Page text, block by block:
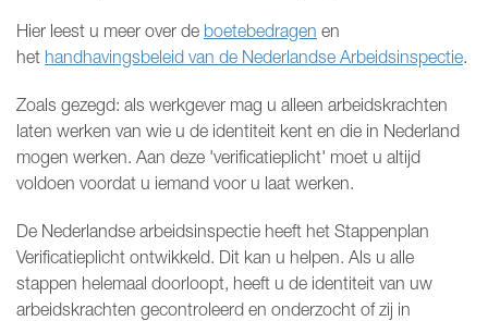
Hier leest u meer over de boetebedragen en
het handhavingsbeleid van de Nederlandse Arbeidsinspectie.
Zoals gezegd: als werkgever mag u alleen arbeidskrachten
laten werken van wie u de identiteit kent en die in Nederland
mogen werken. Aan deze 'verificatieplicht' moet u altijd
voldoen voordat u iemand voor u laat werken.
De Nederlandse arbeidsinspectie heeft het Stappenplan
Verificatieplicht ontwikkeld. Dit kan u helpen. Als u alle
stappen helemaal doorloopt, heeft u de identiteit van uw
arbeidskrachten gecontroleerd en onderzocht of zij in